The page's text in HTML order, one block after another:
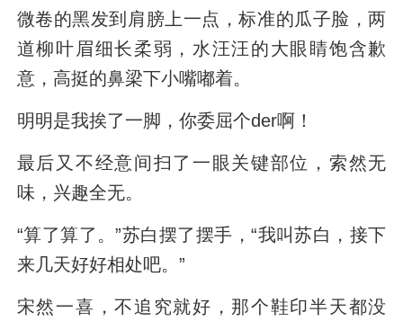
微卷的黑发到肩膀上一点，标准的瓜子脸，两
道柳叶眉细长柔弱，水汪汪的大眼睛饱含歉
意，高挺的鼻梁下小嘴嘟着。
明明是我挨了一脚，你委屈个der啊！
最后又不经意间扫了一眼关键部位，索然无
味，兴趣全无。
“算了算了。”苏白摆了摆手，“我叫苏白，接下
来几天好好相处吧。”
宋然一喜，不追究就好，那个鞋印半天都没